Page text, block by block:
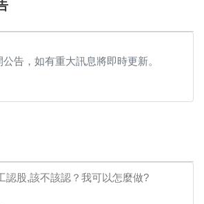
告，如有重大訊息將即時更新。
認股,該不該認？我可以怎麼做?